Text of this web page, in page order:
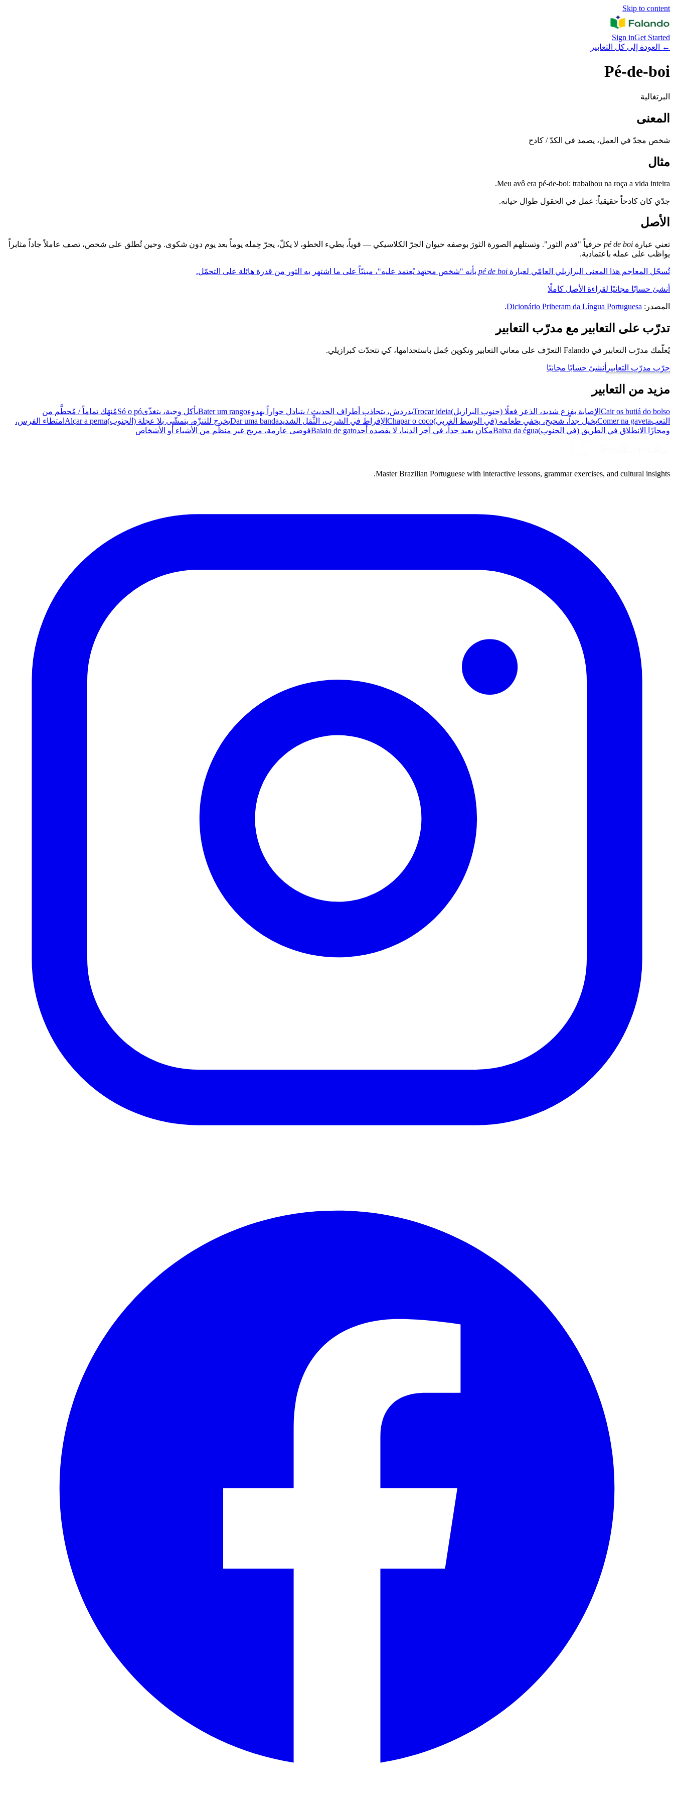
Skip to content
Sign inGet Started
←
العودة إلى كل التعابير
Pé-de-boi
البرتغالية
المعنى
شخص مجدّ في العمل، يصمد في الكدّ / كادح
مثال
Meu avô era pé-de-boi: trabalhou na roça a vida inteira.
جدّي كان كادحاً حقيقياً: عمل في الحقول طوال حياته.
الأصل
تعني عبارة pé de boi حرفياً "قدم الثور". وتستلهم الصورة الثورَ بوصفه حيوان الجرّ الكلاسيكي — قوياً، بطيء الخطو، لا يكلّ، يجرّ حِمله يوماً بعد يوم دون شكوى. وحين تُطلق على شخص، تصف عاملاً جاداً مثابراً
يواظب على عمله باعتمادية.
تُسجّل المعاجم هذا المعنى البرازيلي العامّي لعبارة pé de boi بأنه "شخص مجتهد يُعتمد عليه"، مبنيّاً على ما اشتهر به الثور من قدرة هائلة على التحمّل.
أنشئ حسابًا مجانيًا لقراءة الأصل كاملًا
المصدر: Dicionário Priberam da Língua Portuguesa
.
تدرّب على التعابير مع مدرّب التعابير
يُعلّمك مدرّب التعابير في Falando التعرّف على معاني التعابير وتكوين جُمل باستخدامها، كي تتحدّث كبرازيلي.
جرّب مدرّب التعابير أنشئ حسابًا مجانيًا
مزيد من التعابير
Cair os butiá do bolso الإصابة بفزع شديد، الذعر فعلًا (جنوب البرازيل)Trocar ideiaيدردش، يتجاذب أطراف الحديث / يتبادل حواراً بهدوءBater um rangoيأكل وجبة، يتغذّىSó o póمُنهَك تماماً / مُحطَّم من
التعبComer na gavetaبخيل جداً، شحيح، يخفي طعامه (في الوسط الغربي)Chapar o coco الإفراط في الشرب، الثَّمَل الشديدDar uma bandaيخرج للتنزّه، يتمشّى بلا عجلة (الجنوب)Alçar a perna امتطاء الفرس،
ومجازًا الانطلاق في الطريق (في الجنوب)Baixa da éguaمكان بعيد جداً، في آخر الدنيا، لا يقصده أحدBalaio de gatoفوضى عارمة، مزيج غير منظَّم من الأشياء أو الأشخاص
Master Brazilian Portuguese with interactive lessons, grammar exercises, and cultural insights.